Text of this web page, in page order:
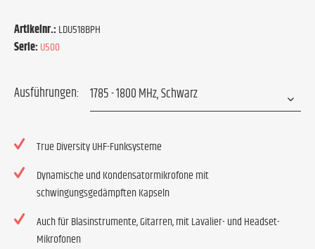
Artikelnr.:LDU518BPH
Serie:U500
Ausführungen:
True Diversity UHF-Funksysteme
Dynamische und Kondensatormikrofone mit
schwingungsgedämpften Kapseln
Auch für Blasinstrumente, Gitarren, mit Lavalier- und Headset-
Mikrofonen